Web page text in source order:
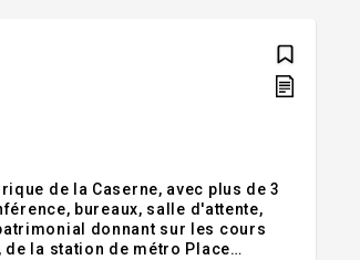
de la Caserne, avec plus de 3
bureaux, salle d'attente,
donnant sur les cours
de la station de métro Place